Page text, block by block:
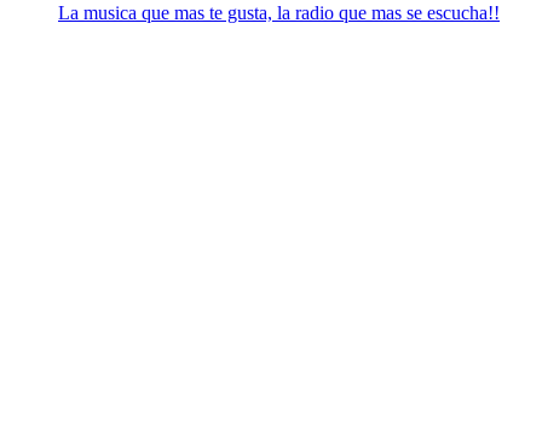
La musica que mas te gusta, la radio que mas se escucha!!